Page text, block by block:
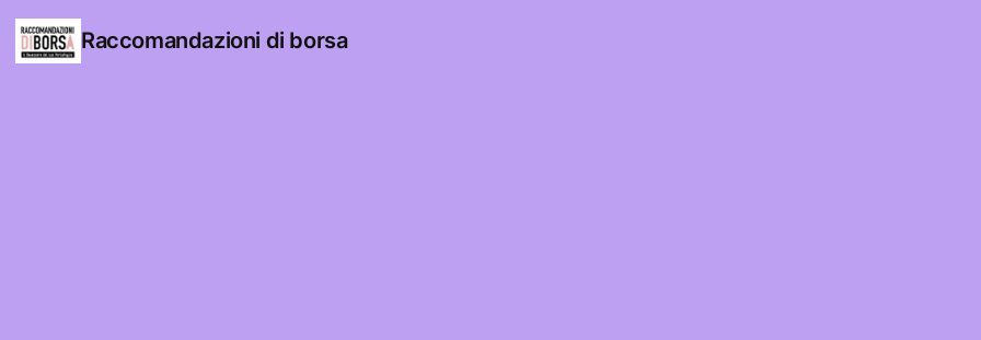
Raccomandazioni di borsa